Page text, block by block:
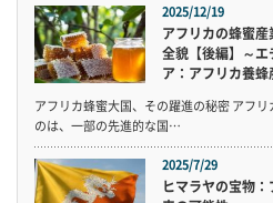
2025/12/19
アフリカの蜂蜜
全貌【後編】～
ア：アフリカ養
アフリカ蜂蜜大国、その躍進の秘密 アフ
のは、一部の先進的な国…
2025/7/29
ヒマラヤの宝物